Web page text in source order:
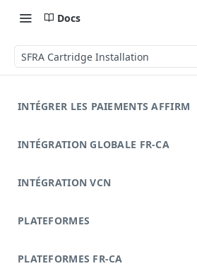
Docs
SFRA Cartridge Installation
INTÉGRER LES PAIEMENTS AFFIRM
INTÉGRATION GLOBALE FR-CA
INTÉGRATION VCN
PLATEFORMES
PLATEFORMES FR-CA